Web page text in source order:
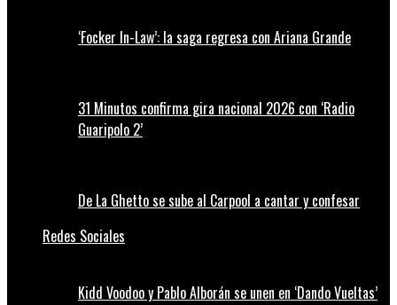
‘Focker In-Law’: la saga regresa con Ariana Grande
31 Minutos confirma gira nacional 2026 con ‘Radio
Guaripolo 2’
De La Ghetto se sube al Carpool a cantar y confesar
Redes Sociales
Kidd Voodoo y Pablo Alborán se unen en ‘Dando Vueltas’